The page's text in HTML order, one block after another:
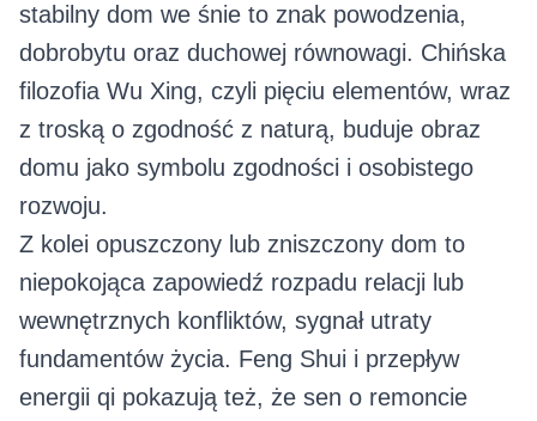
stabilny dom we śnie to znak powodzenia,
dobrobytu oraz duchowej równowagi. Chińska
filozofia Wu Xing, czyli pięciu elementów, wraz
z troską o zgodność z naturą, buduje obraz
domu jako symbolu zgodności i osobistego
rozwoju.
Z kolei opuszczony lub zniszczony dom to
niepokojąca zapowiedź rozpadu relacji lub
wewnętrznych konfliktów, sygnał utraty
fundamentów życia. Feng Shui i przepływ
energii qi pokazują też, że sen o remoncie